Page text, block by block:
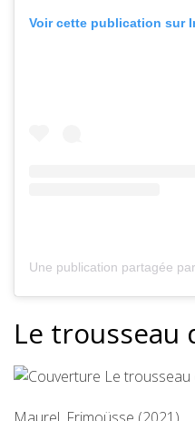
Voir cette publication sur
Le trousseau